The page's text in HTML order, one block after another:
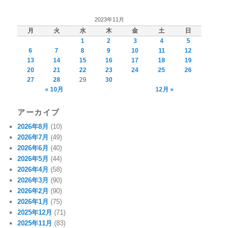
2023年11月
月 火 水 木 金 土
日
1
2 3 4
5
6
7 8 9 10 11
12
13
14 15 16 17 18
19
20
21 22 23 24 25
26
27
28 29
30
« 10月
12月 »
アーカイブ
2026年8月 (10)
2026年7月 (49)
2026年6月 (40)
2026年5月 (44)
2026年4月 (58)
2026年3月 (90)
2026年2月 (90)
2026年1月 (75)
2025年12月 (71)
2025年11月 (83)